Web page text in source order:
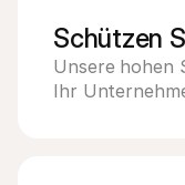
Schützen
Unsere hohen
Ihr